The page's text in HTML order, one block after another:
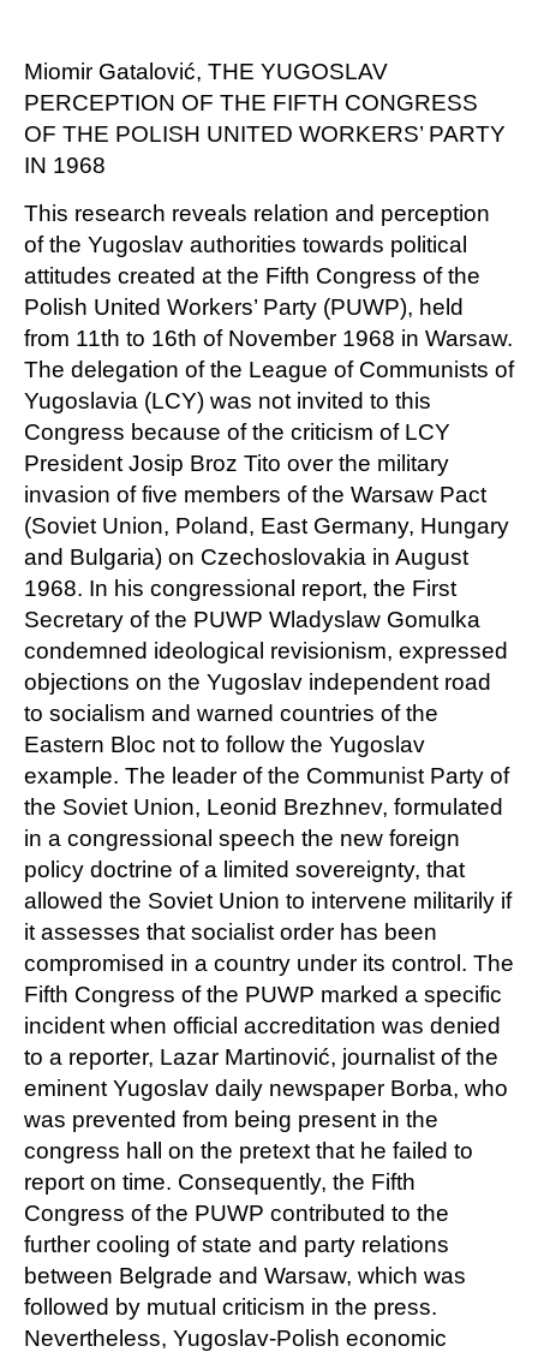
Miomir Gatalović, THE YUGOSLAV
PERCEPTION OF THE FIFTH CONGRESS
OF THE POLISH UNITED WORKERS’ PARTY
IN 1968
This research reveals relation and perception
of the Yugoslav authorities towards political
attitudes created at the Fifth Congress of the
Polish United Workers’ Party (PUWP), held
from 11th to 16th of November 1968 in Warsaw.
The delegation of the League of Communists of
Yugoslavia (LCY) was not invited to this
Congress because of the criticism of LCY
President Josip Broz Tito over the military
invasion of five members of the Warsaw Pact
(Soviet Union, Poland, East Germany, Hungary
and Bulgaria) on Czechoslovakia in August
1968. In his congressional report, the First
Secretary of the PUWP Wladyslaw Gomulka
condemned ideological revisionism, expressed
objections on the Yugoslav independent road
to socialism and warned countries of the
Eastern Bloc not to follow the Yugoslav
example. The leader of the Communist Party of
the Soviet Union, Leonid Brezhnev, formulated
in a congressional speech the new foreign
policy doctrine of a limited sovereignty, that
allowed the Soviet Union to intervene militarily if
it assesses that socialist order has been
compromised in a country under its control. The
Fifth Congress of the PUWP marked a specific
incident when official accreditation was denied
to a reporter, Lazar Martinović, journalist of the
eminent Yugoslav daily newspaper Borba, who
was prevented from being present in the
congress hall on the pretext that he failed to
report on time. Consequently, the Fifth
Congress of the PUWP contributed to the
further cooling of state and party relations
between Belgrade and Warsaw, which was
followed by mutual criticism in the press.
Nevertheless, Yugoslav-Polish economic